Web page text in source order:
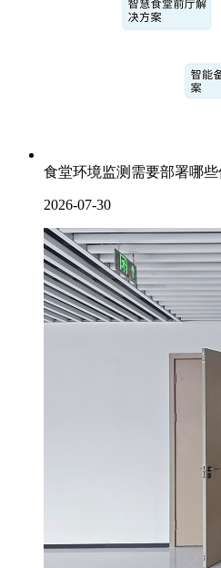
食堂环境监测需要部署哪些
2026-07-30